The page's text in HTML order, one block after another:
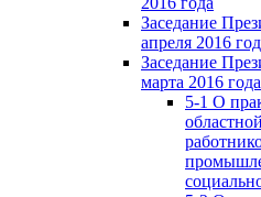
Заседание
апреля 2016
Заседание
марта 2016 года
5-1 О